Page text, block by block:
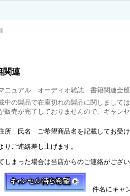
連
ニュアル オーディオ雑誌 書籍関連全般
の製品で在庫切れの製品に関しましては
販売が完了しておりませんので、キャン
所 氏名 ご希望商品名を記載してお受け
ご連絡差し上げます。
しまった場合は当店からのご連絡がござ
件名にキャン